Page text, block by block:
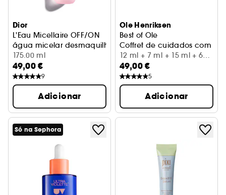
Dior
L'Eau Micellaire OFF/ON
água micelar desmaquilhante para rosto, olhos e lábios
175.00 ml
49,00 €
9
Adicionar
Ole Henriksen
Best of Ole
Coffret de cuidados com
12 ml + 7 ml + 15 ml + 60
ml + 65 ml
49,00 €
5
Adicionar
Só na Sephora